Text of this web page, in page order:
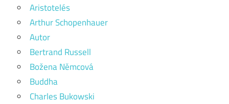
Aristotelés
Arthur Schopenhauer
Autor
Bertrand Russell
Božena Němcová
Buddha
Charles Bukowski